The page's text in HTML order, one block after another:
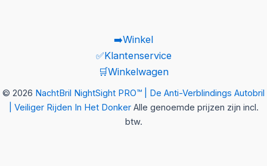
➡️Winkel
✅Klantenservice
🛒Winkelwagen
© 2026 NachtBril NightSight PRO™ | De Anti-Verblindings Autobril
| Veiliger Rijden In Het DonkerAlle genoemde prijzen zijn incl.
btw.